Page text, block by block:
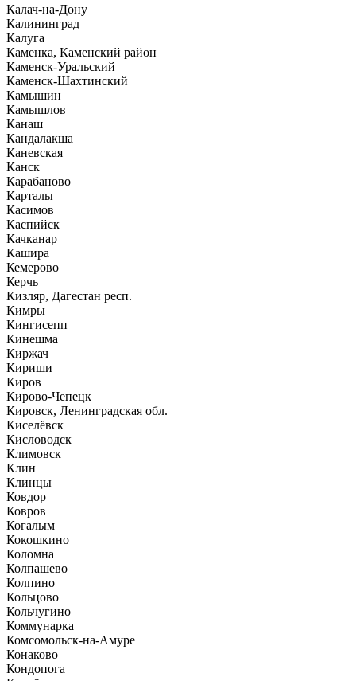
Калач-на-Дону
Калининград
Калуга
Каменка, Каменский район
Каменск-Уральский
Каменск-Шахтинский
Камышин
Камышлов
Канаш
Кандалакша
Каневская
Канск
Карабаново
Карталы
Касимов
Каспийск
Качканар
Кашира
Кемерово
Керчь
Кизляр, Дагестан респ.
Кимры
Кингисепп
Кинешма
Киржач
Кириши
Киров
Кирово-Чепецк
Кировск, Ленинградская обл.
Киселёвск
Кисловодск
Климовск
Клин
Клинцы
Ковдор
Ковров
Когалым
Кокошкино
Коломна
Колпашево
Колпино
Кольцово
Кольчугино
Коммунарка
Комсомольск-на-Амуре
Конаково
Кондопога